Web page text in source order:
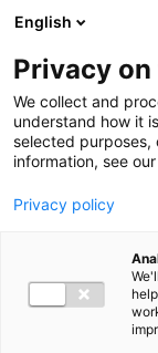
Ga direct naar de
English
Privacy
We collect and
understand how it
selected purposes,
information, see
Privacy policy